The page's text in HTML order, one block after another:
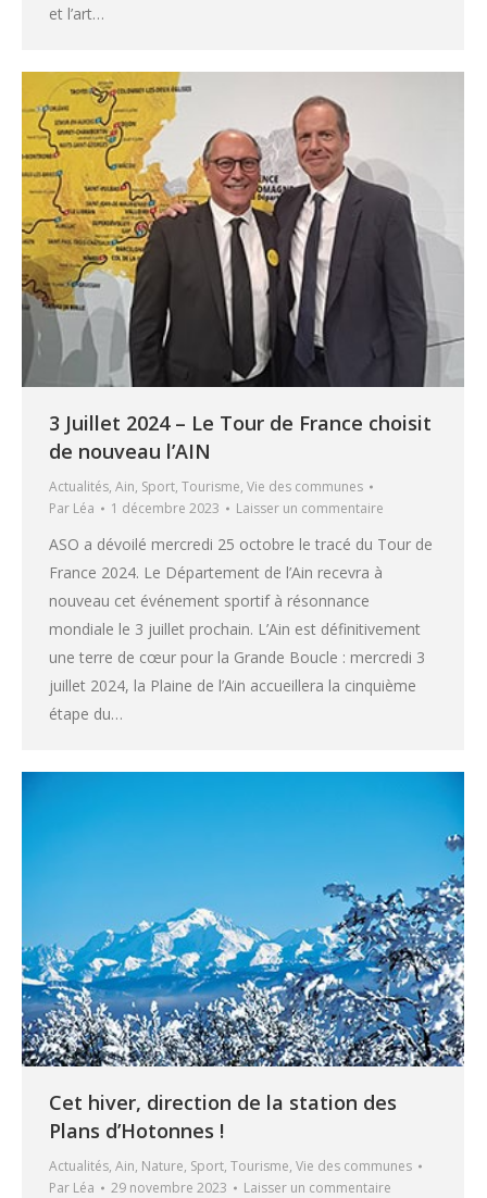
et l’art…
3 Juillet 2024 – Le Tour de France choisit
de nouveau l’AIN
Actualités, Ain, Sport, Tourisme, Vie des communes
Par Léa 1 décembre 2023 Laisser un commentaire
ASO a dévoilé mercredi 25 octobre le tracé du Tour de
France 2024. Le Département de l’Ain recevra à
nouveau cet événement sportif à résonnance
mondiale le 3 juillet prochain. L’Ain est définitivement
une terre de cœur pour la Grande Boucle : mercredi 3
juillet 2024, la Plaine de l’Ain accueillera la cinquième
étape du…
Cet hiver, direction de la station des
Plans d’Hotonnes !
Actualités, Ain, Nature, Sport, Tourisme, Vie des communes
Par Léa 29 novembre 2023 Laisser un commentaire